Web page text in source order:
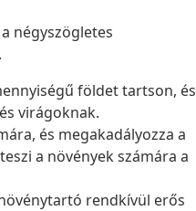
négyszögletes
földet tartson, és
virágoknak.
és megakadályozza a
a növények számára a
rendkívül erős